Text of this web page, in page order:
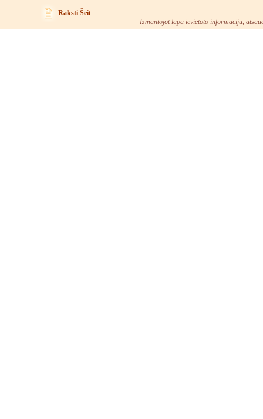
Raksti Šeit
Izmantojot lapā ievietoto informāciju,